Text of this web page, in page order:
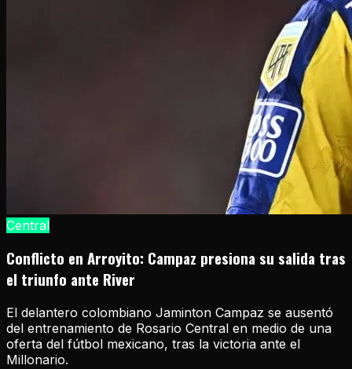
Central
Conflicto en Arroyito: Campaz presiona su salida tras
el triunfo ante River
El delantero colombiano Jaminton Campaz se ausentó
del entrenamiento de Rosario Central en medio de una
oferta del fútbol mexicano, tras la victoria ante el
Millonario.